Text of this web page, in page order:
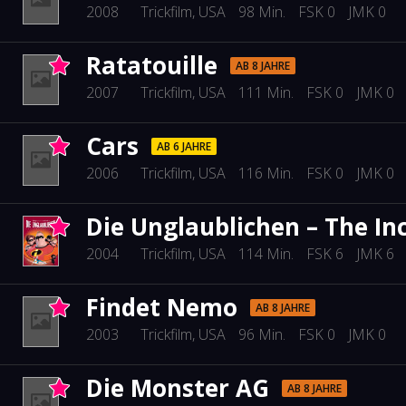
2008 Trickfilm, USA 98 Min. FSK 0 JMK 0
Ratatouille AB 8 JAHRE
2007 Trickfilm, USA 111 Min. FSK 0 JMK 0
Cars AB 6 JAHRE
2006 Trickfilm, USA 116 Min. FSK 0 JMK 0
Die Unglaublichen – The
2004 Trickfilm, USA 114 Min. FSK 6 JMK 6
Findet Nemo AB 8 JAHRE
2003 Trickfilm, USA 96 Min. FSK 0 JMK 0
Die Monster AG AB 8 JAHRE